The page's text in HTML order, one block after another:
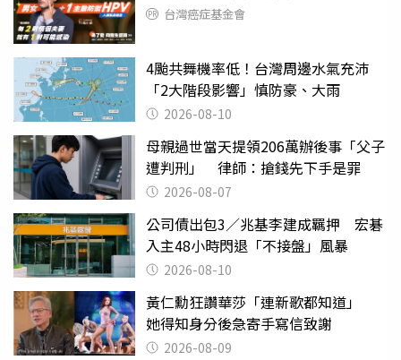
台灣癌症基金會
4颱共舞機率低！台灣周邊水氣充沛
「2大階段影響」慎防豪、大雨
2026-08-10
母親過世當天提領206萬辦後事「父子
遭判刑」 律師：搶錢先下手是罪
2026-08-07
公司債出包3／兆基李建成羈押 宏碁
入主48小時閃退「不接盤」風暴
2026-08-10
黃仁勳狂讚華莎「連新歌都知道」
她得知身分後急寄手寫信致謝
2026-08-09